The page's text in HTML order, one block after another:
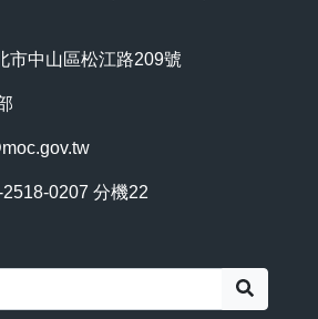
市中山區松江路209號
0207 分機22